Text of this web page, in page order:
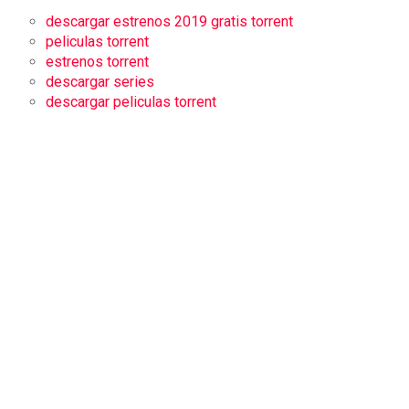
descargar estrenos 2019 gratis torrent
peliculas torrent
estrenos torrent
descargar series
descargar peliculas torrent